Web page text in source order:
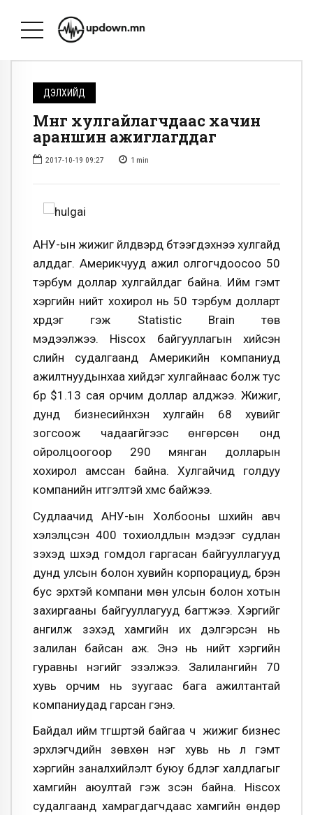
ДЭЛХИЙД
Мөнгө хулгайлагчдаас хачин
араншин ажиглагддаг
2017-10-19 09:27 1 min
АНУ-ын жижиг үйлдвэрүүд бүтээгдэхүүнээ хулгайд
алддаг. Америкчууд ажил олгогчдоосоо 50
тэрбум доллар хулгайлдаг байна. Ийм гэмт
хэргийн нийт хохирол нь 50 тэрбум долларт
хүрдэг гэж Statistic Brain төв
мэдээлжээ. Hiscox байгууллагын хийсэн
сүүлийн судалгаанд Америкийн компаниуд
ажилтнуудынхаа хийдэг хулгайнаас болж тус
бүр $1.13 сая орчим доллар алджээ. Жижиг,
дунд бизнесийнхэн хулгайн 68 хувийг
зогсоож чадаагүйгээс өнгөрсөн онд
ойролцоогоор 290 мянган долларын
хохирол амссан байна. Хулгайчид голдуу
компанийн итгэлтэй хүмүүс байжээ.
Судлаачид АНУ-ын Холбооны шүүхийн авч
хэлэлцсэн 400 тохиолдлын мэдээг судлан
үзэхэд шүүхэд гомдол гаргасан байгууллагууд
дунд улсын болон хувийн корпорациуд, бүрэн
бус эрхтэй компани мөн улсын болон хотын
захиргааны байгууллагууд багтжээ. Хэргийг
ангилж үзэхэд хамгийн их дэлгэрсэн нь
залилан байсан аж. Энэ нь нийт хэргийн
гуравны нэгийг эзэлжээ. Залилангийн 70
хувь орчим нь зуугаас бага ажилтантай
компаниудад гарсан гэнэ.
Байдал ийм түгшүүртэй байгаа ч жижиг бизнес
эрхлэгчдийн зөвхөн нэг хувь нь л гэмт
хэргийн заналхийлэлт буюу бүдүүлэг халдлагыг
хамгийн аюултай гэж үзсэн байна. Hiscox
судалгаанд хамрагдагчдаас хамгийн өндөр